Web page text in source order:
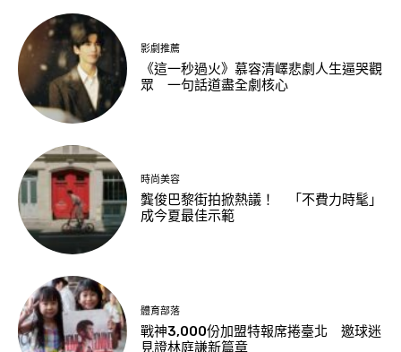
影劇推薦
《這一秒過火》慕容清嶧悲劇人生逼哭觀
眾 一句話道盡全劇核心
時尚美容
龔俊巴黎街拍掀熱議！ 「不費力時髦」
成今夏最佳示範
體育部落
戰神3,000份加盟特報席捲臺北 邀球迷
見證林庭謙新篇章